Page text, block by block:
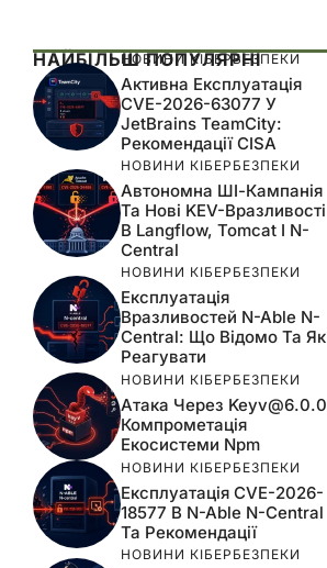
НАЙБІЛЬШ ПОПУЛЯРНІ
НОВИНИ КІБЕРБЕЗПЕКИ
Активна Експлуатація
CVE-2026-63077 У
JetBrains TeamCity:
Рекомендації CISA
НОВИНИ КІБЕРБЕЗПЕКИ
Автономна ШІ-Кампанія
Та Нові KEV-Вразливості
В Langflow, Tomcat І N-
Central
НОВИНИ КІБЕРБЕЗПЕКИ
Експлуатація
Вразливостей N-Able N-
Central: Що Відомо Та Як
Реагувати
НОВИНИ КІБЕРБЕЗПЕКИ
Атака Через Keyv@6.0.0
Компрометація
Екосистеми Npm
НОВИНИ КІБЕРБЕЗПЕКИ
Експлуатація CVE-2026-
18577 В N-Able N-Central
Та Рекомендації
НОВИНИ КІБЕРБЕЗПЕКИ